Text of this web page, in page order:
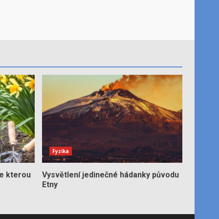
kterou
Fyzika
Vysvětlení jedinečné hádanky původu
Etny